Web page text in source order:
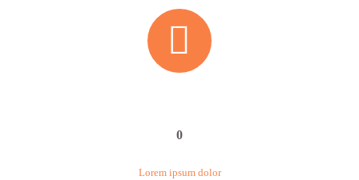


0
Lorem ipsum dolor